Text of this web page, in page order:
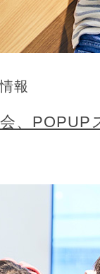
報
、POPUP